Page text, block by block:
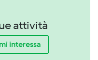
attività
interessa